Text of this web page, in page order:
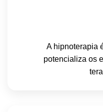
A hipnoterapia
potencializa os